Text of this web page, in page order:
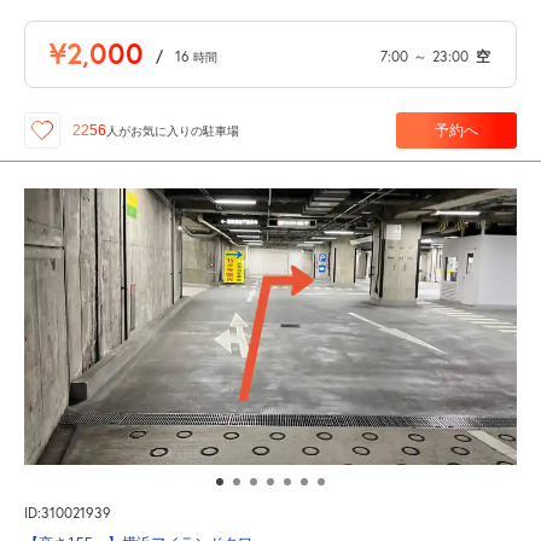
¥2,000 / 16 時間 7:00 ～ 23:00 空
2256 人がお気に入りの駐車場 予約へ
ID:310021939